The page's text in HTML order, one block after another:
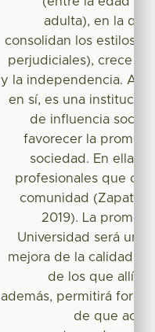
adulta), en la
consolidan los estilos
perjudiciales), crece la
y la independencia.
en sí, es una
de influencia
favorecer la
sociedad. En ella,
profesionales que
comunidad (Zapata,
2019). La
Universidad será un
mejora de la calidad
de los que allí
además, permitirá
de que